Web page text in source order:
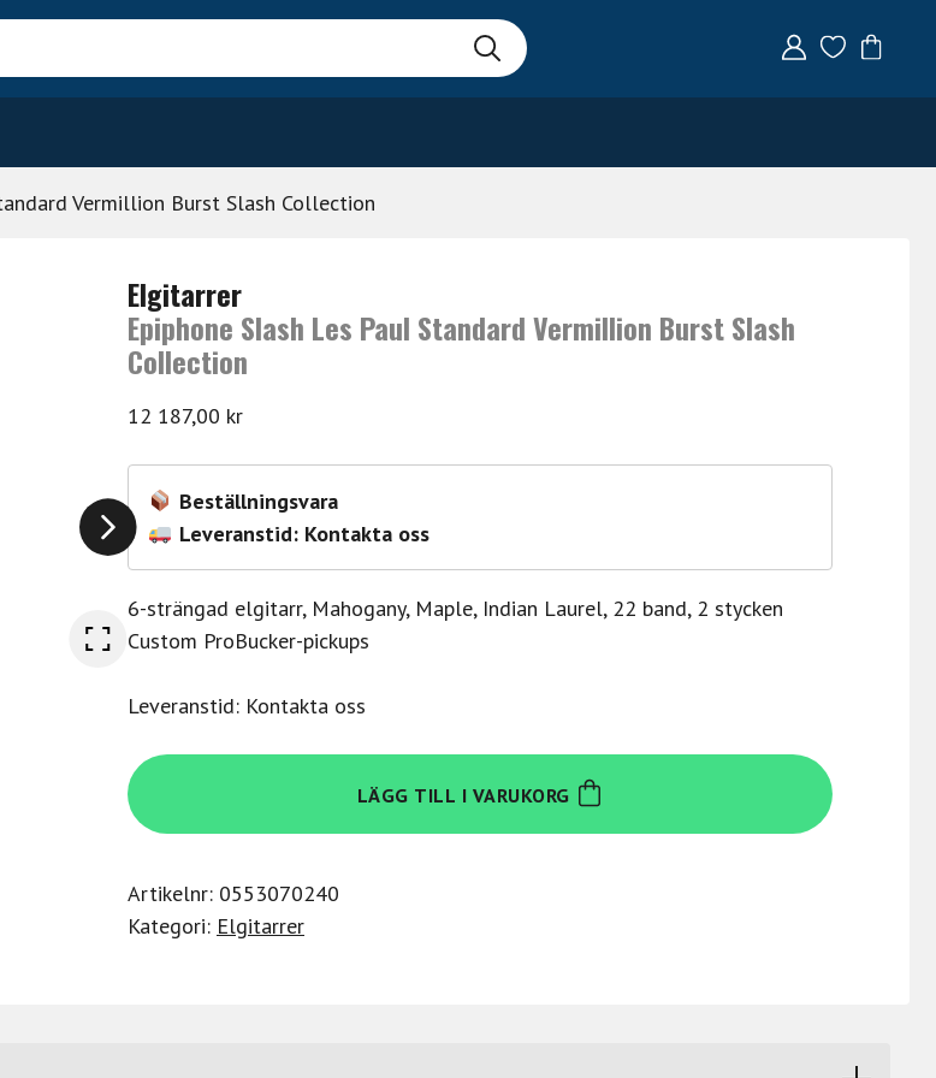
Vermillion Burst Slash Collection
Elgitarrer
Epiphone Slash Les Paul Standard Vermillion Burst Slash
Collection
12 187,00 kr
Beställningsvara
Leveranstid: Kontakta oss
6-strängad elgitarr, Mahogany, Maple, Indian Laurel, 22 band, 2 stycken
Custom ProBucker-pickups
Leveranstid: Kontakta oss
Epiphone
Slash
Les
Standard
Vermillion
LÄGG TILL I VARUKORG
Artikelnr: 0553070240
Kategori: Elgitarrer